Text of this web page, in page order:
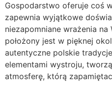
Gospodarstwo oferuje coś
zapewnia wyjątkowe
niezapomniane wrażenia
położony jest w pięknej
autentyczne polskie
elementami wystroju,
atmosferę, którą